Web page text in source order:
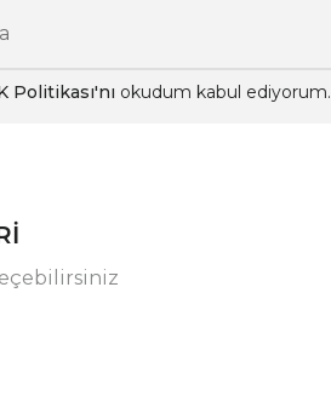
Politikası'nı okudum kabul ediyorum.